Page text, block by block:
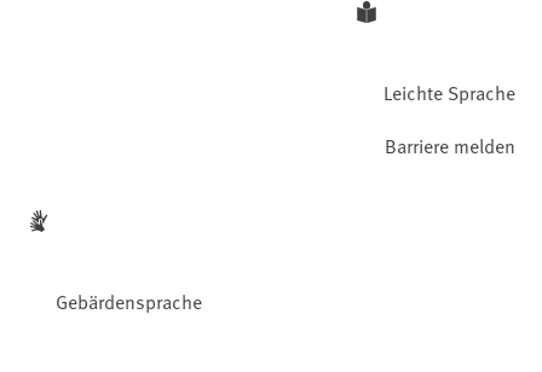
Leichte Sprache
Gebärdensprache
Barriere melden